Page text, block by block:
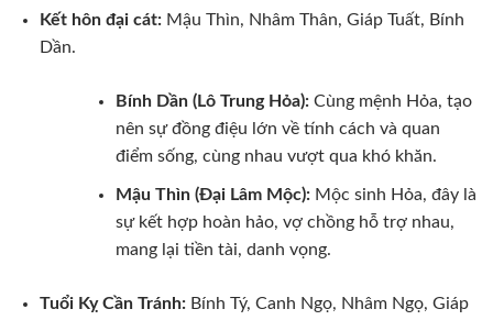
Kết hôn đại cát:Mậu Thìn, Nhâm Thân, Giáp Tuất, Bính
Dần.
Bính Dần (Lô Trung Hỏa):Cùng mệnh Hỏa, tạo
nên sự đồng điệu lớn về tính cách và quan
điểm sống, cùng nhau vượt qua khó khăn.
Mậu Thìn (Đại Lâm Mộc):Mộc sinh Hỏa, đây là
sự kết hợp hoàn hảo, vợ chồng hỗ trợ nhau,
mang lại tiền tài, danh vọng.
Tuổi Kỵ Cần Tránh:Bính Tý, Canh Ngọ, Nhâm Ngọ, Giáp